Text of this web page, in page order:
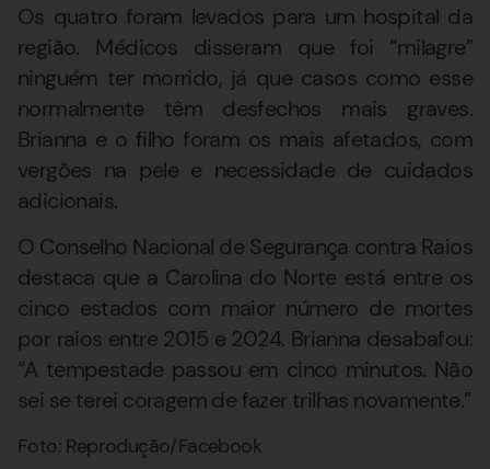
Os quatro foram levados para um hospital da
região. Médicos disseram que foi “milagre”
ninguém ter morrido, já que casos como esse
normalmente têm desfechos mais graves.
Brianna e o filho foram os mais afetados, com
vergões na pele e necessidade de cuidados
adicionais.
O Conselho Nacional de Segurança contra Raios
destaca que a Carolina do Norte está entre os
cinco estados com maior número de mortes
por raios entre 2015 e 2024. Brianna desabafou:
“A tempestade passou em cinco minutos. Não
sei se terei coragem de fazer trilhas novamente.”
Foto: Reprodução/Facebook